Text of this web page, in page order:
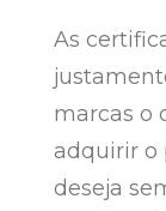
As
marcas o
adquirir o
deseja